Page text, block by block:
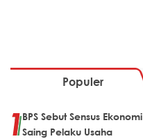
Populer
BPS Sebut Sensus
Saing Pelaku Usaha